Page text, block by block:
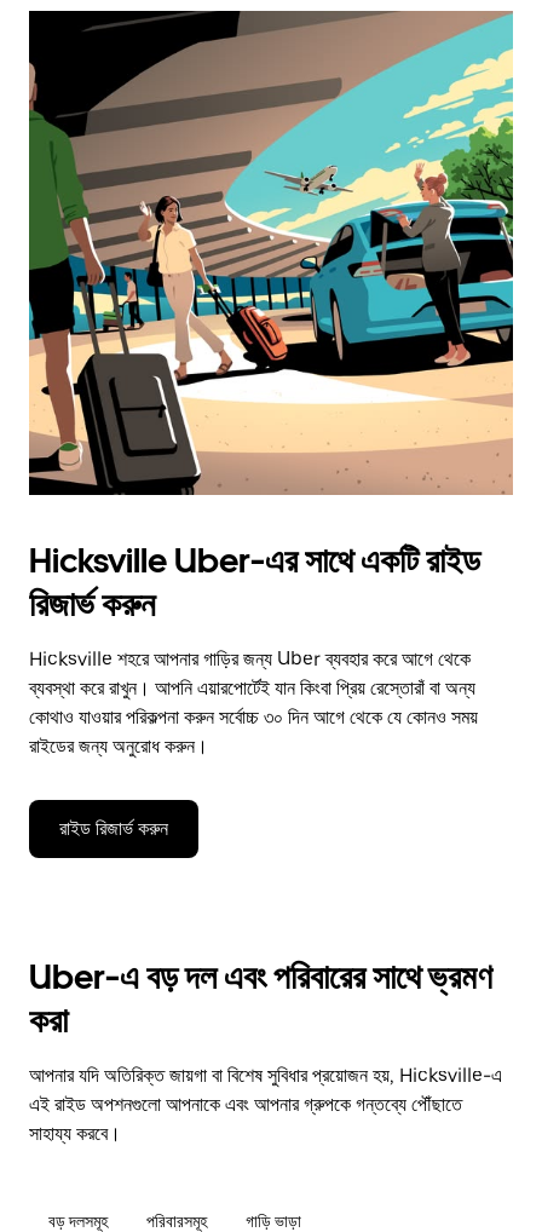
Hicksville Uber-এর সাথে একটি রাইড
রিজার্ভ করুন
Hicksville শহরে আপনার গাড়ির জন্য Uber ব্যবহার করে আগে থেকে
ব্যবস্থা করে রাখুন। আপনি এয়ারপোর্টেই যান কিংবা প্রিয় রেস্তোরাঁ বা অন্য
কোথাও যাওয়ার পরিকল্পনা করুন সর্বোচ্চ ৩০ দিন আগে থেকে যে কোনও সময়
রাইডের জন্য অনুরোধ করুন।
রাইড রিজার্ভ করুন
Uber-এ বড় দল এবং পরিবারের সাথে ভ্রমণ
করা
আপনার যদি অতিরিক্ত জায়গা বা বিশেষ সুবিধার প্রয়োজন হয়, Hicksville-এ
এই রাইড অপশনগুলো আপনাকে এবং আপনার গ্রুপকে গন্তব্যে পৌঁছাতে
সাহায্য করবে।
বড় দলসমূহ পরিবারসমূহ গাড়ি ভাড়া